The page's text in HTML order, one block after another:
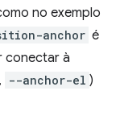
no exemplo
anchor é
conectar à
--anchor-el )